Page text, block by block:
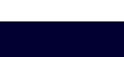
öneri formunu kullanarak